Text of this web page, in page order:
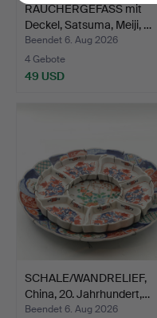
RÄUCHERGEFÄSS mit
Deckel, Satsuma, Meiji, …
Beendet 6. Aug 2026
4 Gebote
49 USD
SCHALE/WANDRELIEF,
China, 20. Jahrhundert,…
Beendet 6. Aug 2026